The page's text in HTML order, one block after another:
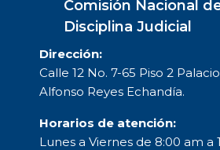
Comisión Nacional
Disciplina Judicial
Dirección:
Calle 12 No. 7-65 Piso 2
Alfonso Reyes Echandía.
Horarios de atención:
Lunes a Viernes de 8:00 am a